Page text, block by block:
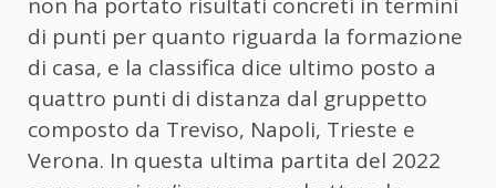
non ha portato risultati concreti in termini
di punti per quanto riguarda la formazione
di casa, e la classifica dice ultimo posto a
quattro punti di distanza dal gruppetto
composto da Treviso, Napoli, Trieste e
Verona. In questa ultima partita del 2022